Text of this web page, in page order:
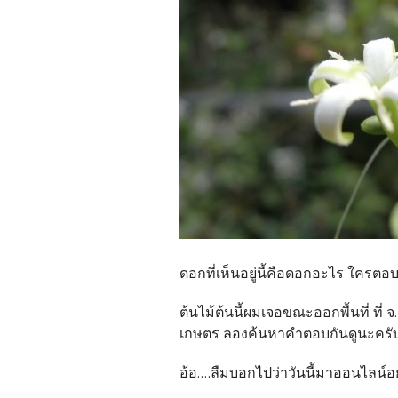
ดอกที่เห็นอยู่นี้คือดอกอะไร ใครตอ
ต้นไม้ต้นนี้ผมเจอขณะออกพื้นที่ ที่ จ
เกษตร ลองค้นหาคำตอบกันดูนะค
อ้อ....ลืมบอกไปว่าวันนี้มาออนไลน์